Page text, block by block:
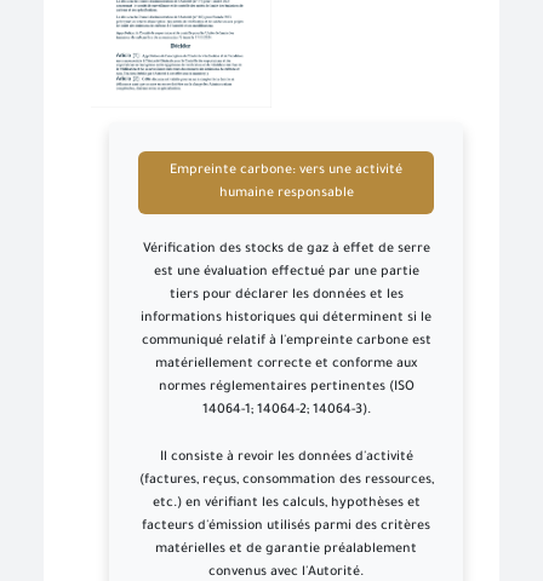
Empreinte carbone: vers une activité
humaine responsable
Vérification des stocks de gaz à effet de serre
est une évaluation effectué par une partie
tiers pour déclarer les données et les
informations historiques qui déterminent si le
communiqué relatif à l'empreinte carbone est
matériellement correcte et conforme aux
normes réglementaires pertinentes (ISO
14064-1; 14064-2; 14064-3).
Il consiste à revoir les données d'activité
(factures, reçus, consommation des ressources,
etc.) en vérifiant les calculs, hypothèses et
facteurs d'émission utilisés parmi des critères
matérielles et de garantie préalablement
convenus avec l'Autorité.